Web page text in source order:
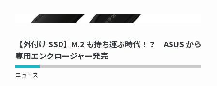
NOW PRINTING...
【外付け SSD】M.2 も持ち運ぶ時代！？ ASUS から
専用エンクロージャー発売
ニュース